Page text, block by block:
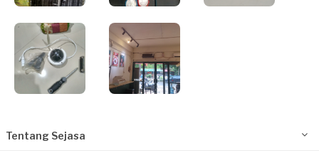
Tentang Sejasa